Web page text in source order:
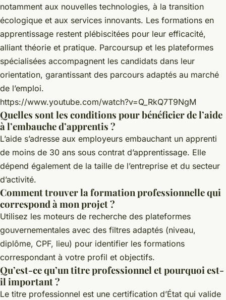
notamment aux nouvelles technologies, à la transition
écologique et aux services innovants. Les formations en
apprentissage restent plébiscitées pour leur efficacité,
alliant théorie et pratique. Parcoursup et les plateformes
spécialisées accompagnent les candidats dans leur
orientation, garantissant des parcours adaptés au marché
de l’emploi.
https://www.youtube.com/watch?v=Q_RkQ7T9NgM
Quelles sont les conditions pour bénéficier de l’aide
à l’embauche d’apprentis ?
L’aide s’adresse aux employeurs embauchant un apprenti
de moins de 30 ans sous contrat d’apprentissage. Elle
dépend également de la taille de l’entreprise et du secteur
d’activité.
Comment trouver la formation professionnelle qui
correspond à mon projet ?
Utilisez les moteurs de recherche des plateformes
gouvernementales avec des filtres adaptés (niveau,
diplôme, CPF, lieu) pour identifier les formations
correspondant à votre profil et objectifs.
Qu’est-ce qu’un titre professionnel et pourquoi est-
il important ?
Le titre professionnel est une certification d’État qui valide